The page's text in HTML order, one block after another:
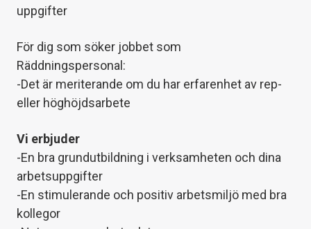
uppgifter
För dig som söker jobbet som
Räddningspersonal:
-Det är meriterande om du har erfarenhet av rep-
eller höghöjdsarbete
Vi erbjuder
-En bra grundutbildning i verksamheten och dina
arbetsuppgifter
-En stimulerande och positiv arbetsmiljö med bra
kollegor